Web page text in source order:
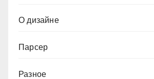
О дизайне
Парсер
Разное